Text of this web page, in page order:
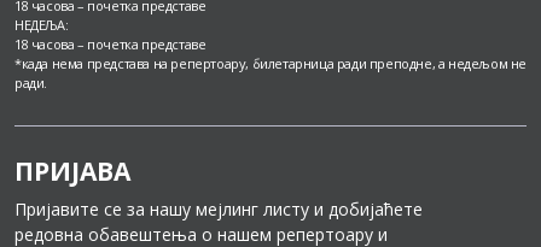
18 часова – почетка представе
НЕДЕЉА:
18 часова – почетка представе
*када нема представа на репертоару, билетарница ради преподне, а недељом не
ради.
ПРИЈАВА
Пријавите се за нашу мејлинг листу и добијаћете
редовна обавештења о нашем репертоару и